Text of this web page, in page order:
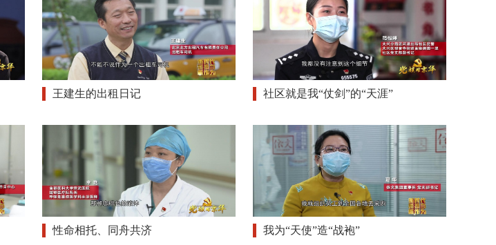
王建生的出租日记 社区就是我“仗剑”的“天涯”
性命相托、同舟共济 我为“天使”造“战袍”